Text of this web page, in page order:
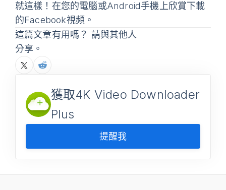
就這樣！在您的電腦或Android手機上欣賞下載
的Facebook視頻。
這篇文章有用嗎？ 請與其他人
分享。
獲取4K Video Downloader
Plus
提醒我